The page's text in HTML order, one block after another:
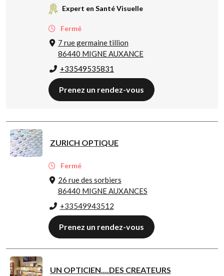
Expert en Santé Visuelle
Fermé
7 rue germaine tillion
86440 MIGNE AUXANCE
+33549535831
Prenez un rendez-vous
ZURICH OPTIQUE
Fermé
26 rue des sorbiers
86440 MIGNE AUXANCES
+33549943512
Prenez un rendez-vous
UN OPTICIEN....DES CREATEURS